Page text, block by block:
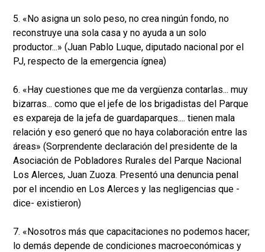
5. «No asigna un solo peso, no crea ningún fondo, no
reconstruye una sola casa y no ayuda a un solo
productor...» (Juan Pablo Luque, diputado nacional por el
PJ, respecto de la emergencia ígnea)
6. «Hay cuestiones que me da vergüenza contarlas... muy
bizarras... como que el jefe de los brigadistas del Parque
es expareja de la jefa de guardaparques.... tienen mala
relación y eso generó que no haya colaboración entre las
áreas» (Sorprendente declaración del presidente de la
Asociación de Pobladores Rurales del Parque Nacional
Los Alerces, Juan Zuoza. Presentó una denuncia penal
por el incendio en Los Alerces y las negligencias que -
dice- existieron)
7. «Nosotros más que capacitaciones no podemos hacer;
lo demás depende de condiciones macroeconómicas y